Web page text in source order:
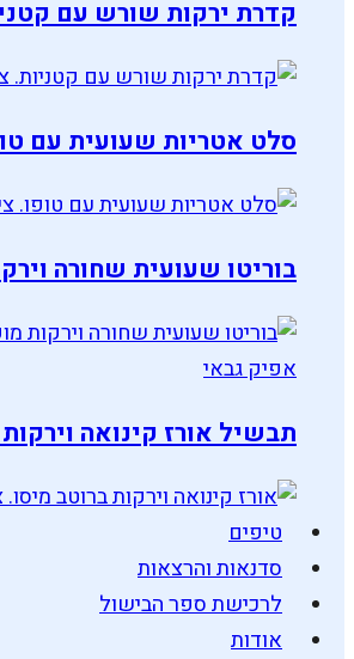
קדרת ירקות שורש עם
סלט אטריות שעועית עם
בוריטו שעועית שחורה
תבשיל אורז קינואה
טיפים
סדנאות והרצאות
לרכישת ספר הבישול
אודות